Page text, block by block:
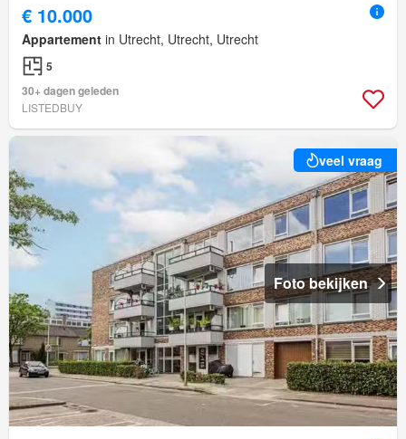
€ 10.000
Appartement in Utrecht, Utrecht, Utrecht
5
30+ dagen geleden
LISTEDBUY
veel vraag
Foto bekijken